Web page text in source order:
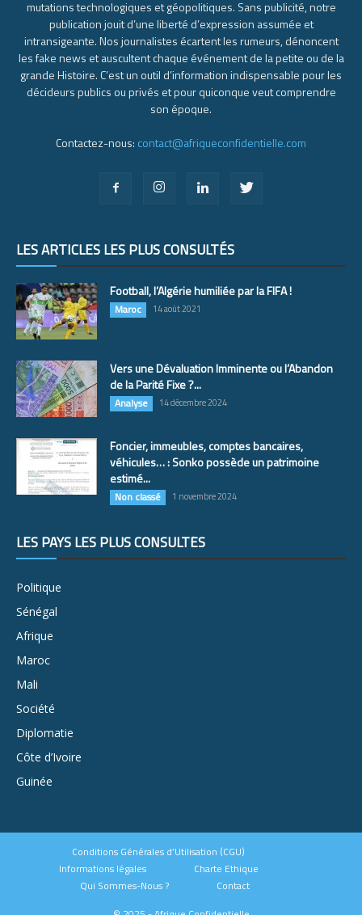
mutations technologiques et géopolitiques. Sans publicité, notre
publication jouit d’une liberté d’expression assumée et
intransigeante. Nos journalistes écartent les rumeurs, dénoncent
les fake news et auscultent chaque événement de la petite ou de la
grande Histoire. C’est un outil d’information indispensable pour les
décideurs publics ou privés et pour quiconque veut comprendre
son époque.
Contactez-nous: contact@afriqueconfidentielle.com
LES ARTICLES LES PLUS CONSULTÉS
Football, l’Algérie humiliée par la FIFA !
Maroc 14 août 2021
Vers une Dévaluation Imminente ou l’Abandon
de la Parité Fixe ?...
Analyse 14 décembre 2024
Foncier, immeubles, comptes bancaires,
véhicules… : Sonko possède un patrimoine
estimé...
Non classé 1 novembre 2024
LES PAYS LES PLUS CONSULTÉS
Politique
Sénégal
Afrique
Maroc
Mali
Société
Diplomatie
Côte d’Ivoire
Guinée
Conditions Générales d’Utilisation (CGU)
Informations légales
Charte Ethique
Qui Sommes-Nous ?
Contact